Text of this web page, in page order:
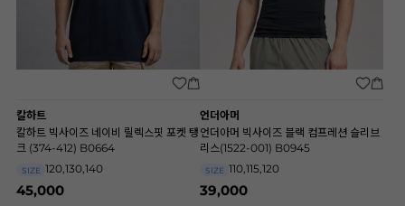
칼하트
칼하트 빅사이즈 네이비 릴렉스핏 포켓 탱
크 (374-412) B0664
SIZE 120,130,140
45,000
언더아머
언더아머 빅사이즈 블랙 컴프레션 슬리브
리스(1522-001) B0945
SIZE 110,115,120
39,000